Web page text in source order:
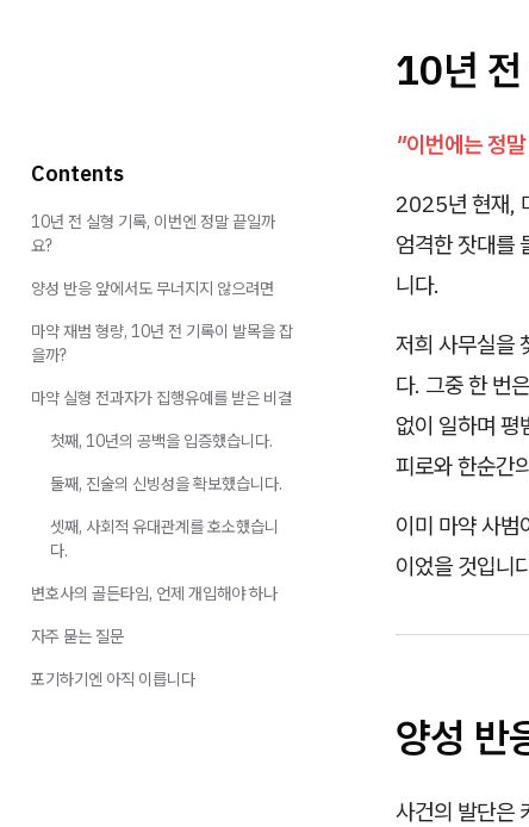
10년 전
"이번에는 정
2025년 현재,
엄격한 잣대를
니다.
저희 사무실을
다. 그중 한 번은
없이 일하며 평
피로와 한순간
이미 마약 사범
이었을 것입니
양성 반
사건의 발단은
Contents
10년 전 실형 기록, 이번엔 정말 끝일까
요?
양성 반응 앞에서도 무너지지 않으려면
마약 재범 형량, 10년 전 기록이 발목을 잡
을까?
마약 실형 전과자가 집행유예를 받은 비결
첫째, 10년의 공백을 입증했습니다.
둘째, 진술의 신빙성을 확보했습니다.
셋째, 사회적 유대관계를 호소했습니
다.
변호사의 골든타임, 언제 개입해야 하나
자주 묻는 질문
포기하기엔 아직 이릅니다